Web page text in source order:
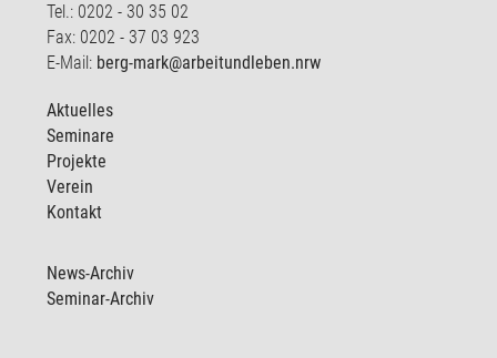
Tel.: 0202 - 30 35 02
Fax: 0202 - 37 03 923
E-Mail: berg-mark@arbeitundleben.nrw
Aktuelles
Seminare
Projekte
Verein
Kontakt
News-Archiv
Seminar-Archiv